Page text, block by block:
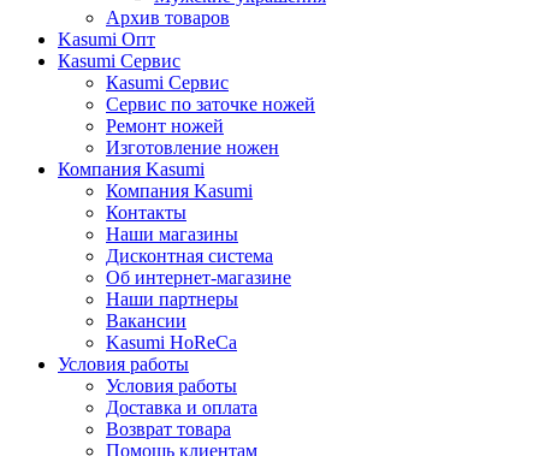
Архив товаров
Kasumi Опт
Кasumi Сервис
Кasumi Сервис
Сервис по заточке ножей
Ремонт ножей
Изготовление ножен
Компания Kasumi
Компания Kasumi
Контакты
Наши магазины
Дисконтная система
Об интернет-магазине
Наши партнеры
Вакансии
Kasumi HoReCa
Условия работы
Условия работы
Доставка и оплата
Возврат товара
Помощь клиентам